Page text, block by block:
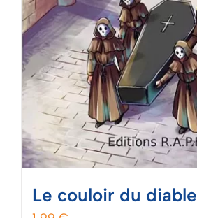
Le couloir du diable